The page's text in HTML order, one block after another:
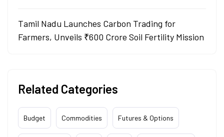
Tamil Nadu Launches Carbon Trading for
Farmers, Unveils ₹600 Crore Soil Fertility Mission
Related Categories
Budget Commodities Futures & Options